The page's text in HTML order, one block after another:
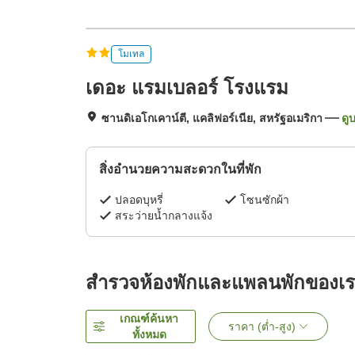
โมเทล
เดอะ แรมเบลอร์ โรงแรม
ซานดิเอโกเคาน์ตี, แคลิฟอร์เนีย, สหรัฐอเมริกา ดู
สิ่งอำนวยความสะดวกในที่พัก
ปลอดบุหรี่
โซนซักผ้า
สระว่ายน้ำกลางแจ้ง
สำรวจห้องพักและแพลนพักของเ
เกณฑ์ค้นหา
ทั้งหมด
ราคา (ต่ำ-สูง)